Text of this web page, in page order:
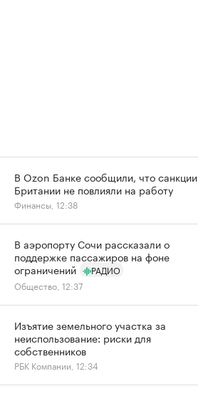
В Ozon Банке сообщили, что санкции
Британии не повлияли на работу
Финансы, 12:38
В аэропорту Сочи рассказали о
поддержке пассажиров на фоне
ограничений
РАДИО
Общество, 12:37
Изъятие земельного участка за
неиспользование: риски для
собственников
РБК Компании, 12:34